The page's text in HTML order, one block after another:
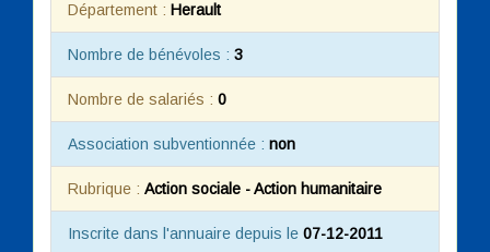
Département : Herault
Nombre de bénévoles : 3
Nombre de salariés : 0
Association subventionnée : non
Rubrique : Action sociale - Action humanitaire
Inscrite dans l'annuaire depuis le 07-12-2011